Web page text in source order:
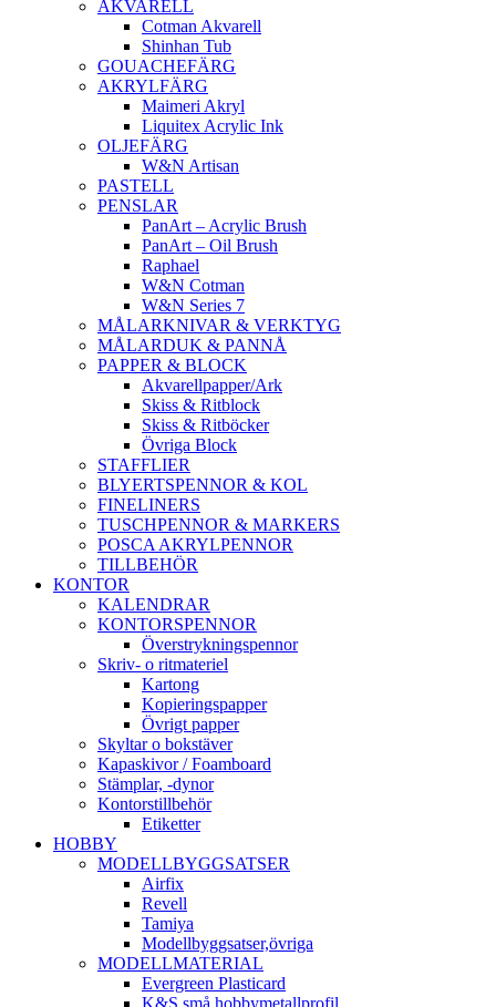
AKVARELL
Cotman Akvarell
Shinhan Tub
GOUACHEFÄRG
AKRYLFÄRG
Maimeri Akryl
Liquitex Acrylic Ink
OLJEFÄRG
W&N Artisan
PASTELL
PENSLAR
PanArt – Acrylic Brush
PanArt – Oil Brush
Raphael
W&N Cotman
W&N Series 7
MÅLARKNIVAR & VERKTYG
MÅLARDUK & PANNÅ
PAPPER & BLOCK
Akvarellpapper/Ark
Skiss & Ritblock
Skiss & Ritböcker
Övriga Block
STAFFLIER
BLYERTSPENNOR & KOL
FINELINERS
TUSCHPENNOR & MARKERS
POSCA AKRYLPENNOR
TILLBEHÖR
KONTOR
KALENDRAR
KONTORSPENNOR
Överstrykningspennor
Skriv- o ritmateriel
Kartong
Kopieringspapper
Övrigt papper
Skyltar o bokstäver
Kapaskivor / Foamboard
Stämplar, -dynor
Kontorstillbehör
Etiketter
HOBBY
MODELLBYGGSATSER
Airfix
Revell
Tamiya
Modellbyggsatser,övriga
MODELLMATERIAL
Evergreen Plasticard
K&S små hobbymetallprofil